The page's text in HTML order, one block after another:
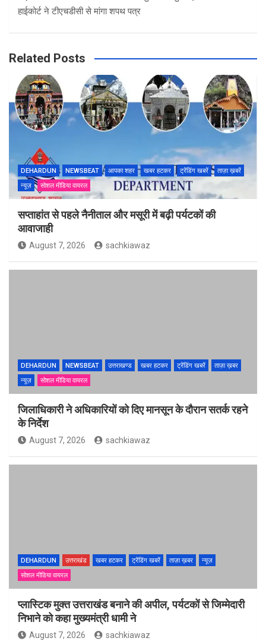
हाईकोर्ट ने टीएचडीसी से मांगा शपथ पत्र
Related Posts
DEHARDUN NEWSBEAT आपका शहर खबर हटकर ट्रेंडिंग खबरें
ताज़ा ख़बरें
न्यूज़
सोशल मीडिया वायरल
सप्ताहांत से पहले नैनीताल और मसूरी में बढ़ी पर्यटकों की
आवाजाही
August 7, 2026 sachkiawaz
DEHARDUN NEWSBEAT उत्तराखण्ड खबर हटकर ट्रेंडिंग खबरें
ताज़ा ख़बर
न्यूज़
सोशल मीडिया वायरल
जिलाधिकारी ने अधिकारियों को दिए मानसून के दौरान सतर्क रहने
के निर्देश
August 7, 2026 sachkiawaz
DEHARDUN उत्तराखंड खबर हटकर ट्रेंडिंग खबरें ताज़ा ख़बर
न्यूज़
सोशल मीडिया वायरल
प्लास्टिक मुक्त उत्तराखंड बनाने की अपील, पर्यटकों से जिम्मेदारी
निभाने को कहा मुख्यमंत्री धामी ने
August 7, 2026 sachkiawaz